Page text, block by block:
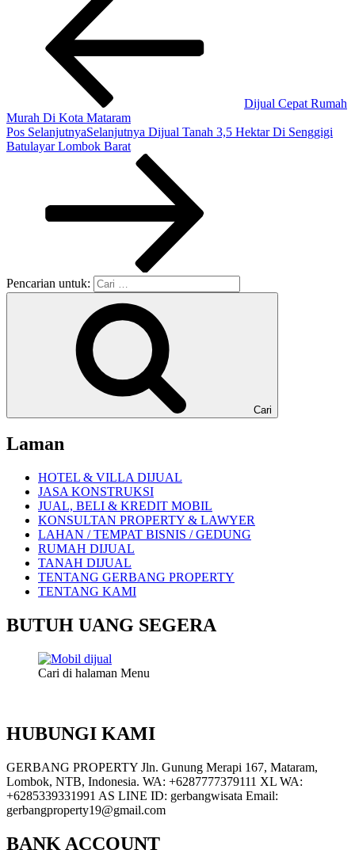
Dijual Cepat Rumah
Murah Di Kota Mataram
Pos SelanjutnyaSelanjutnya Dijual Tanah 3,5 Hektar Di Senggigi
Batulayar Lombok Barat
Pencarian untuk:
Cari
Laman
HOTEL & VILLA DIJUAL
JASA KONSTRUKSI
JUAL, BELI & KREDIT MOBIL
KONSULTAN PROPERTY & LAWYER
LAHAN / TEMPAT BISNIS / GEDUNG
RUMAH DIJUAL
TANAH DIJUAL
TENTANG GERBANG PROPERTY
TENTANG KAMI
BUTUH UANG SEGERA
Cari di halaman Menu
HUBUNGI KAMI
GERBANG PROPERTY Jln. Gunung Merapi 167, Mataram,
Lombok, NTB, Indonesia. WA: +6287777379111 XL WA:
+6285339331991 AS LINE ID: gerbangwisata Email:
gerbangproperty19@gmail.com
BANK ACCOUNT